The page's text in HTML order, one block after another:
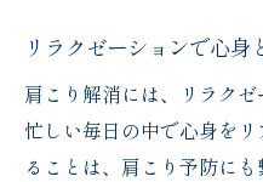
リラクゼーションで心身
肩こり解消には、リラクゼ
忙しい毎日の中で心身を
ることは、肩こり予防に